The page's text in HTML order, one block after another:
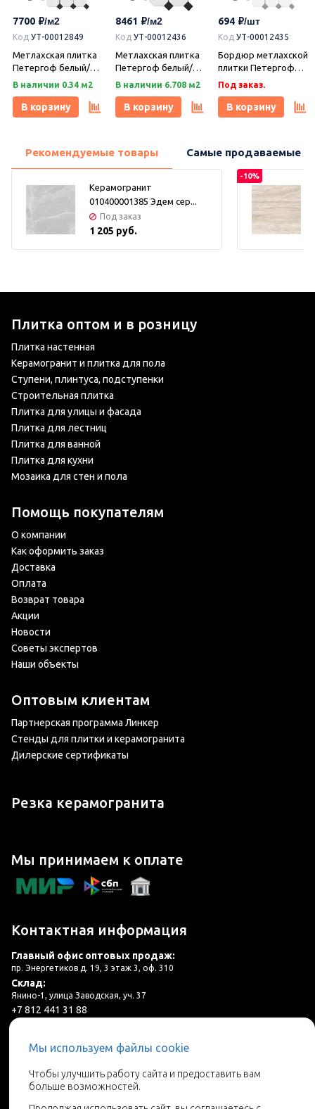
7700
Код УТ-00012849
Метлахская плитка
Петергоф белый/
черный (001/013)
(Керамарк)
В наличии 0.34 м2
В корзину
8461
Код УТ-00012436
Метлахская плитка
Петергоф белый/
черный (001/013)
(Керамарк)
В наличии 6.708 м2
В корзину
694
Код УТ-00012435
Бордюр метлахской
плитки Петергоф
белый/черный
(001/013) 30,9х15,8,
Keramark (Керамарк)
Под заказ.
В корзину
Рекомендуемые товары Самые продаваемые
Керамогранит
010400001385 Эдем сер...
Под заказ
1 205 руб.
-10%
Плитка оптом и в розницу
Плитка настенная
Керамогранит и плитка для пола
Ступени, плинтуса, подступенки
Строительная плитка
Плитка для улицы и фасада
Плитка для лестниц
Плитка для ванной
Плитка для кухни
Мозаика для стен и пола
Помощь покупателям
О компании
Как оформить заказ
Доставка
Оплата
Возврат товара
Акции
Новости
Советы экспертов
Наши объекты
Оптовым клиентам
Партнерская программа Линкер
Стенды для плитки и керамогранита
Дилерские сертификаты
Резка керамогранита
Мы принимаем к оплате
Контактная информация
Главный офис оптовых продаж:
пр. Энергетиков д. 19, 3 этаж 3, оф. 310
Склад:
Янино-1, улица Заводская, уч. 37
+7 812 441 31 88
plitka@lincer.ru
3 салона в г. Санкт-Петербург и ЛО
Мы используем файлы cookie
Чтобы улучшить работу сайта и предоставить вам
больше возможностей.